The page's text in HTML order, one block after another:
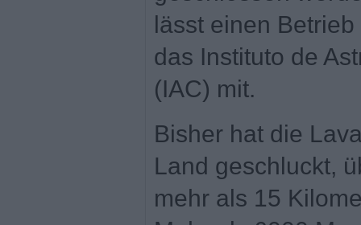
lässt einen
das Instituto de
(IAC) mit.
Bisher hat die
Land geschluckt,
mehr als 15